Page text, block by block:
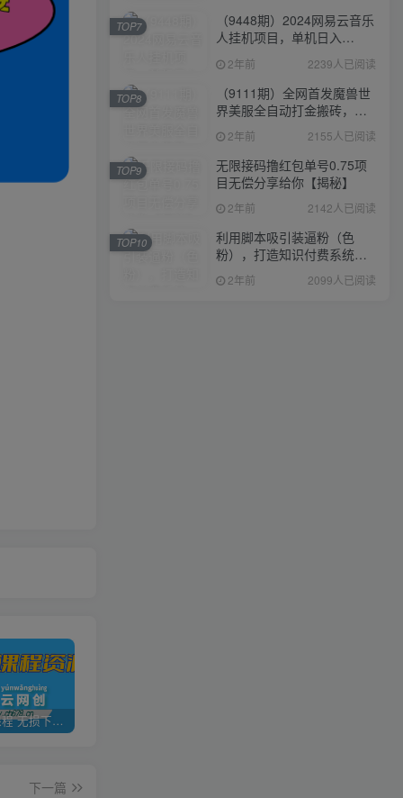
全网VIP课程 无损下载~
下一篇
（9448期）2024网易云音乐
人挂机项目，单机日入
150+，无脑月入5000+
2年前 2239人已阅读
TOP7
（9111期）全网首发魔兽世
界美服全自动打金搬砖，日
入1000+，简单好操作，保
姆级教学
2年前 2155人已阅读
TOP8
无限接码撸红包单号0.75项
目无偿分享给你【揭秘】
2年前 2142人已阅读
TOP9
利用脚本吸引装逼粉（色
粉），打造知识付费系统，
附388元美女写真项目
2年前 2099人已阅读
TOP10